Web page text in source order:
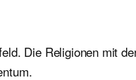
Die Religionen mit